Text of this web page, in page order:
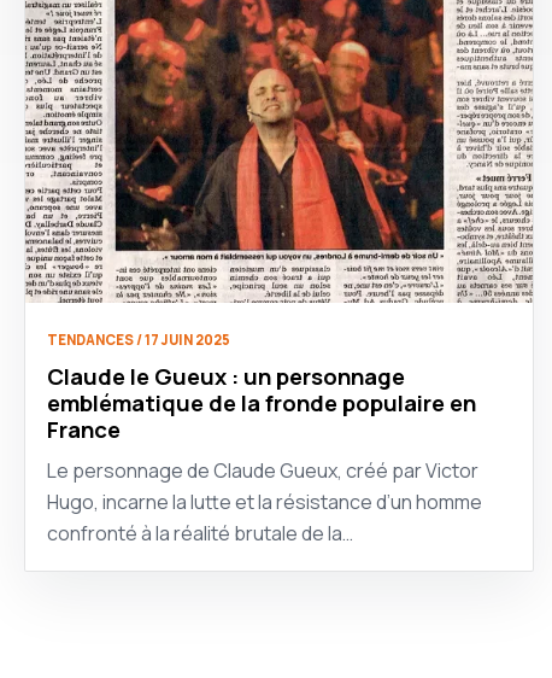
TENDANCES / 17 JUIN 2025
Claude le Gueux : un personnage
emblématique de la fronde populaire en
France
Le personnage de Claude Gueux, créé par Victor
Hugo, incarne la lutte et la résistance d’un homme
confronté à la réalité brutale de la…